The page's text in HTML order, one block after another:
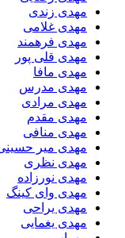
مهدی زندی
مهدی غلامی
مهدی فرهمند
مهدی قلی پور
مهدی مافا
مهدی مدرس
مهدی مرادی
مهدی مقدم
مهدی منافی
مهدی میر
مهدی نظری
مهدی نورزاده
مهدی وای کینگ
مهدی یراحی
مهدی یغمایی